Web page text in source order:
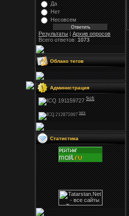
Да
Нет
Несовсем
Результаты|Архив опросов
Всего ответов:1073
Облако тегов
Администрация
Stifi
NFS
Статистика